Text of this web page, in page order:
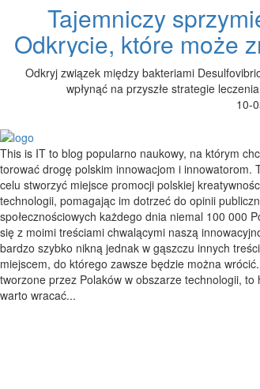
Tajemniczy
Odkrycie, które może
Odkryj związek między bakteriami
wpłynąć na przyszłe strategie
10-
This is IT to blog popularno naukowy, na którym
torować drogę polskim innowacjom i innowatorom.
celu stworzyć miejsce promocji polskiej
technologii, pomagając im dotrzeć do opinii
społecznościowych każdego dnia niemal 100 000
się z moimi treściami chwalącymi naszą
bardzo szybko nikną jednak w gąszczu innych
miejscem, do którego zawsze będzie można
tworzone przez Polaków w obszarze technologii, to
warto wracać...